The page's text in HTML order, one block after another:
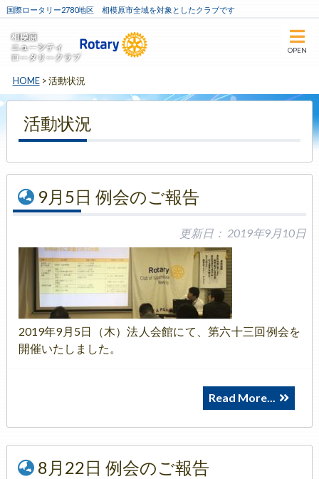
国際ロータリー2780地区 相模原市全域を対象としたクラブです
OPEN
HOME>活動状況
活動状況
9月5日 例会のご報告
更新日： 2019年9月10日
2019年9月5日（木）法人会館にて、第六十三回例会を
開催いたしました。
Read More...
8月22日 例会のご報告